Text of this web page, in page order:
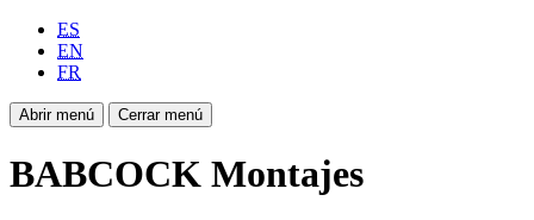
ES
EN
FR
Abrir menú Cerrar menú
BABCOCK Montajes